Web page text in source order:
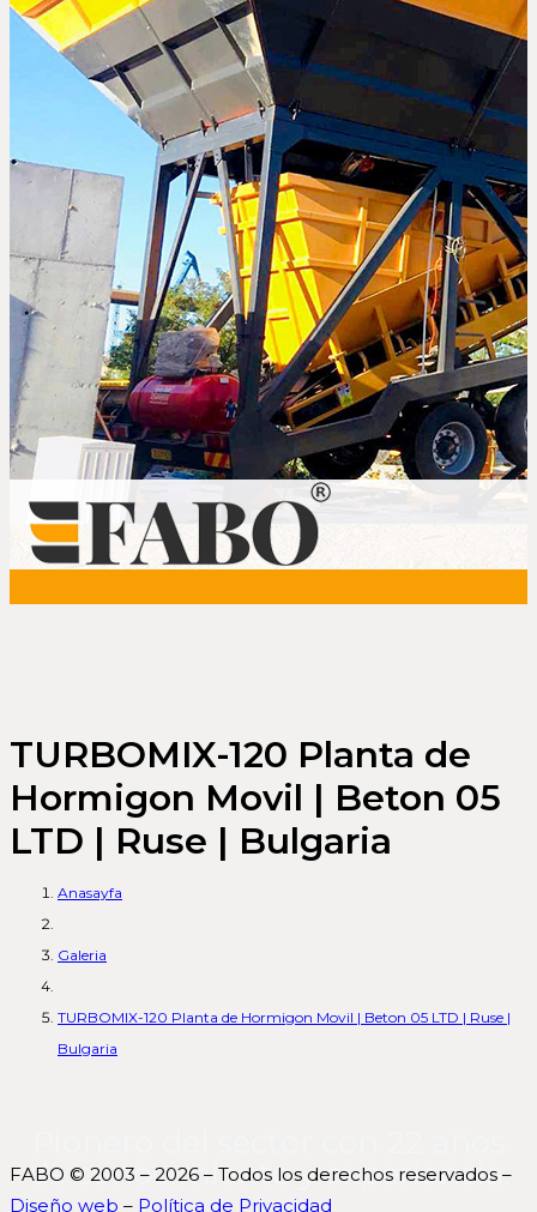
TURBOMIX-120 Planta de
Hormigon Movil | Beton 05
LTD | Ruse | Bulgaria
Anasayfa
Galeria
TURBOMIX-120 Planta de Hormigon Movil | Beton 05 LTD | Ruse |
Bulgaria
de conocimiento y experiencia.
FABO © 2003 – 2026 – Todos los derechos reservados –
Diseño web – Política de Privacidad